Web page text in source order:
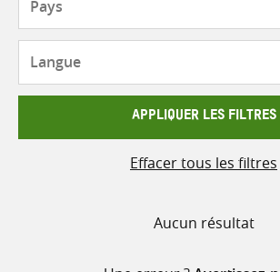
APPLIQUER LES FILTRES
Effacer tous les filtres
Aucun résultat